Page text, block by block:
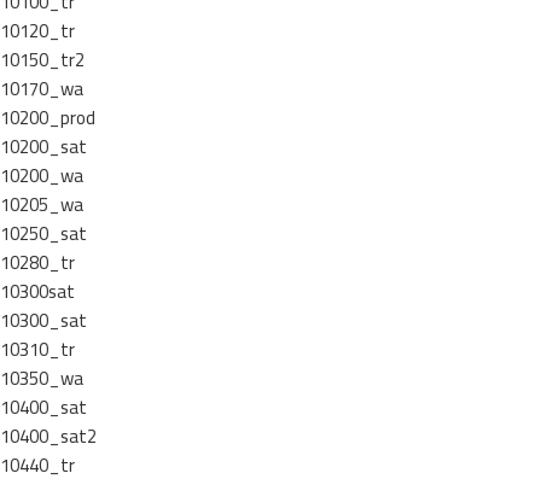
10120_tr
10150_tr2
10170_wa
10200_prod
10200_sat
10200_wa
10205_wa
10250_sat
10280_tr
10300sat
10300_sat
10310_tr
10350_wa
10400_sat
10400_sat2
10440_tr